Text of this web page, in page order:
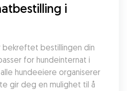
i
bekreftet bestillingen din
for hundeinternat i
hundeeiere organiserer
gir deg en mulighet til å